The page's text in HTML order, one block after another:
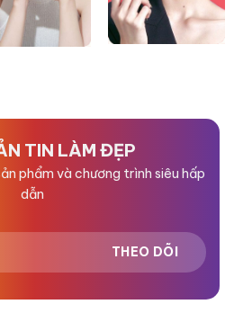
TIN LÀM ĐẸP
phẩm và chương trình siêu hấp
dẫn